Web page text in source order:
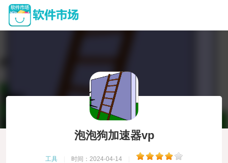
泡泡狗加速器vp
工具 时间：2024-04-14